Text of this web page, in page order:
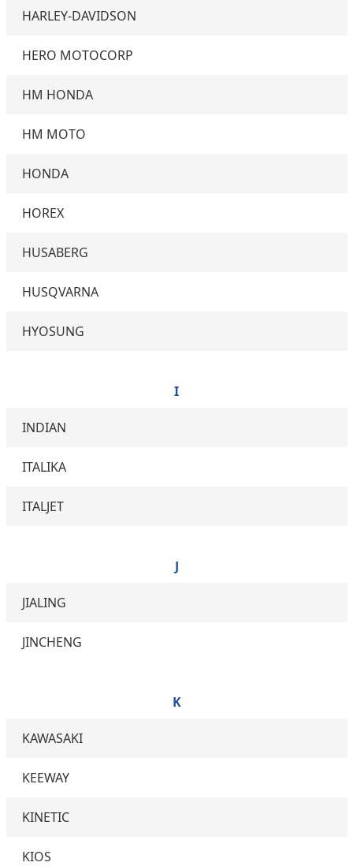
HARLEY-DAVIDSON
HERO MOTOCORP
HM HONDA
HM MOTO
HONDA
HOREX
HUSABERG
HUSQVARNA
HYOSUNG
I
INDIAN
ITALIKA
ITALJET
J
JIALING
JINCHENG
K
KAWASAKI
KEEWAY
KINETIC
KIOS